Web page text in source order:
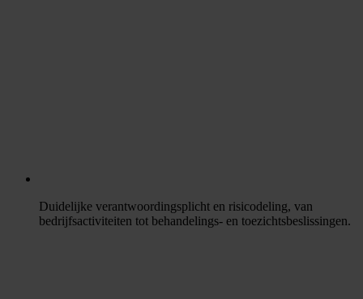
Duidelijke verantwoordingsplicht en risicodeling, van
bedrijfsactiviteiten tot behandelings- en toezichtsbeslissingen.